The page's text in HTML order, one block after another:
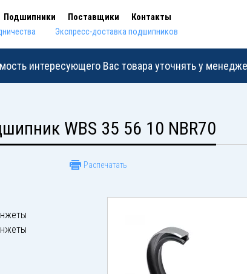
Подшипники Поставщики Контакты
Экспресс-доставка подшипников
интересующего Вас товара уточнять у
WBS 35 56 10 NBR70
Распечатать